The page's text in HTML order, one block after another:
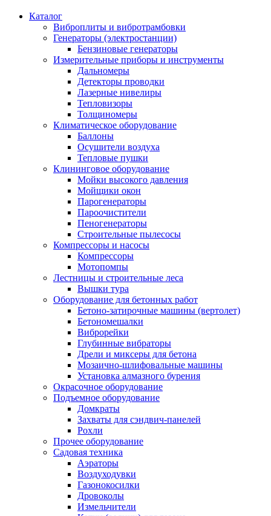
Каталог
Виброплиты и вибротрамбовки
Генераторы (электростанции)
Бензиновые генераторы
Измерительные приборы и инструменты
Дальномеры
Детекторы проводки
Лазерные нивелиры
Тепловизоры
Толщиномеры
Климатическое оборудование
Баллоны
Осушители воздуха
Тепловые пушки
Клининговое оборудование
Мойки высокого давления
Мойщики окон
Парогенераторы
Пароочистители
Пеногенераторы
Строительные пылесосы
Компрессоры и насосы
Компрессоры
Мотопомпы
Лестницы и строительные леса
Вышки тура
Оборудование для бетонных работ
Бетоно-затирочные машины (вертолет)
Бетономешалки
Виброрейки
Глубинные вибраторы
Дрели и миксеры для бетона
Мозаично-шлифовальные машины
Установка алмазного бурения
Окрасочное оборудование
Подъемное оборудование
Домкраты
Захваты для сэндвич-панелей
Рохли
Прочее оборудование
Садовая техника
Аэраторы
Воздуходувки
Газонокосилки
Дровоколы
Измельчители